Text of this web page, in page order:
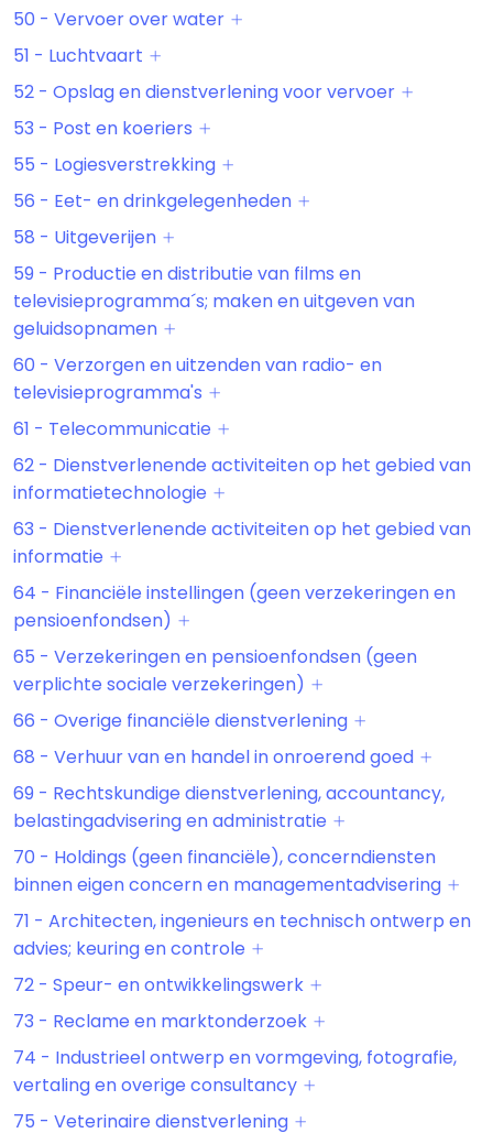
50 - Vervoer over water
51 - Luchtvaart
52 - Opslag en dienstverlening voor vervoer
53 - Post en koeriers
55 - Logiesverstrekking
56 - Eet- en drinkgelegenheden
58 - Uitgeverijen
59 - Productie en distributie van films en
televisieprogramma´s; maken en uitgeven van
geluidsopnamen
60 - Verzorgen en uitzenden van radio- en
televisieprogramma's
61 - Telecommunicatie
62 - Dienstverlenende activiteiten op het gebied van
informatietechnologie
63 - Dienstverlenende activiteiten op het gebied van
informatie
64 - Financiële instellingen (geen verzekeringen en
pensioenfondsen)
65 - Verzekeringen en pensioenfondsen (geen
verplichte sociale verzekeringen)
66 - Overige financiële dienstverlening
68 - Verhuur van en handel in onroerend goed
69 - Rechtskundige dienstverlening, accountancy,
belastingadvisering en administratie
70 - Holdings (geen financiële), concerndiensten
binnen eigen concern en managementadvisering
71 - Architecten, ingenieurs en technisch ontwerp en
advies; keuring en controle
72 - Speur- en ontwikkelingswerk
73 - Reclame en marktonderzoek
74 - Industrieel ontwerp en vormgeving, fotografie,
vertaling en overige consultancy
75 - Veterinaire dienstverlening